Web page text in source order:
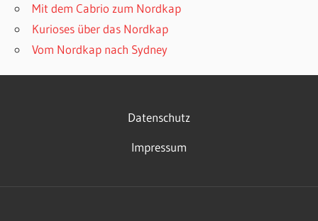
Mit dem Cabrio zum Nordkap
Kurioses über das Nordkap
Vom Nordkap nach Sydney
Datenschutz
Impressum